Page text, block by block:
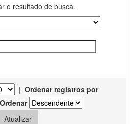
o resultado de busca.
| Ordenar registros por
Ordenar